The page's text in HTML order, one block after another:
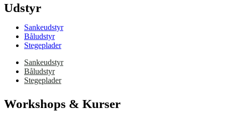
Udstyr
Sankeudstyr
Båludstyr
Stegeplader
Sankeudstyr
Båludstyr
Stegeplader
Workshops & Kurser